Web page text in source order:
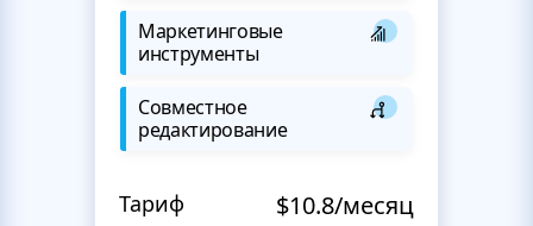
Маркетинговые
инструменты
Совместное
редактирование
Тариф $10.8/месяц